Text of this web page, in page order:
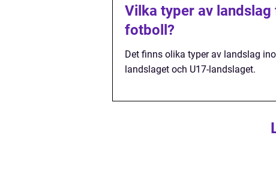
Vilka typer av
fotboll?
Det finns olika typer av landslag
landslaget och U17-landslaget.